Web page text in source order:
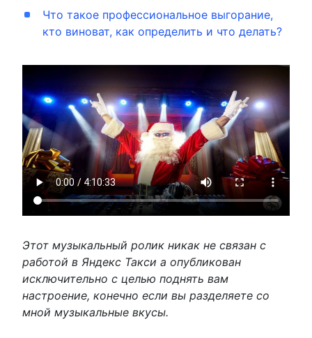
Что такое профессиональное выгорание,
кто виноват, как определить и что делать?
Этот музыкальный ролик никак не связан с
работой в Яндекс Такси а опубликован
исключительно с целью поднять вам
настроение, конечно если вы разделяете со
мной музыкальные вкусы.